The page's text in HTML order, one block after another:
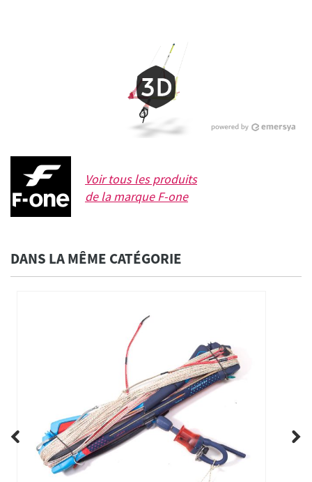
Voir tous les produits
de la marqueF-one
DANS LA MÊME CATÉGORIE